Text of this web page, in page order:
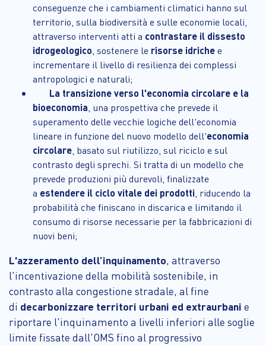
conseguenze che i cambiamenti climatici hanno sul
territorio, sulla biodiversità e sulle economie locali,
attraverso interventi atti a contrastare il dissesto
idrogeologico , sostenere le risorse idrichee
incrementare il livello di resilienza dei complessi
antropologici e naturali;
La transizione verso l'economia circolare e la
bioeconomia , una prospettiva che prevede il
superamento delle vecchie logiche dell'economia
lineare in funzione del nuovo modello dell'economia
circolare , basato sul riutilizzo, sul riciclo e sul
contrasto degli sprechi. Si tratta di un modello che
prevede produzioni più durevoli, finalizzate
a estendere il ciclo vitale dei prodotti , riducendo la
probabilità che finiscano in discarica e limitando il
consumo di risorse necessarie per la fabbricazioni di
nuovi beni;
L'azzeramento dell’inquinamento, attraverso
l'incentivazione della mobilità sostenibile, in
contrasto alla congestione stradale, al fine
di decarbonizzare territori urbani ed extraurbani e
riportare l'inquinamento a livelli inferiori alle soglie
limite fissate dall'OMS fino al progressivo